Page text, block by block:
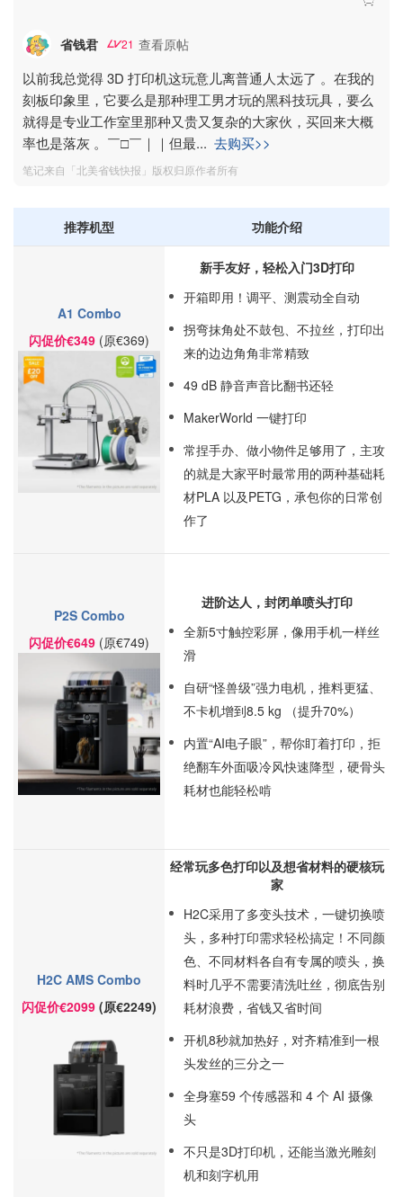
省钱君 21 查看原帖
以前我总觉得 3D 打印机这玩意儿离普通人太远了 。在我的
刻板印象里，它要么是那种理工男才玩的黑科技玩具，要么
就得是专业工作室里那种又贵又复杂的大家伙，买回来大概
率也是落灰 。￣□￣｜｜但最... 去购买>>
笔记来自「北美省钱快报」版权归原作者所有
推荐机型 功能介绍
A1 Combo
闪促价€349 (原€369)
新手友好，轻松入门3D打印
开箱即用！调平、测震动全自动
拐弯抹角处不鼓包、不拉丝，打印出
来的边边角角非常精致
49 dB 静音声音比翻书还轻
MakerWorld 一键打印
常捏手办、做小物件足够用了，主攻
的就是大家平时最常用的两种基础耗
材PLA 以及PETG，承包你的日常创
作了
P2S Combo
闪促价€649 (原€749)
进阶达人，封闭单喷头打印
全新5寸触控彩屏，像用手机一样丝
滑
自研“怪兽级”强力电机，推料更猛、
不卡机增到8.5 kg （提升70%）
内置“AI电子眼”，帮你盯着打印，拒
绝翻车外面吸冷风快速降型，硬骨头
耗材也能轻松啃
H2C AMS Combo
闪促价€2099 (原€2249)
经常玩多色打印以及想省材料的硬核玩
家
H2C采用了多变头技术，一键切换喷
头，多种打印需求轻松搞定！不同颜
色、不同材料各自有专属的喷头，换
料时几乎不需要清洗吐丝，彻底告别
耗材浪费，省钱又省时间
开机8秒就加热好，对齐精准到一根
头发丝的三分之一
全身塞59 个传感器和 4 个 AI 摄像
头
不只是3D打印机，还能当激光雕刻
机和刻字机用